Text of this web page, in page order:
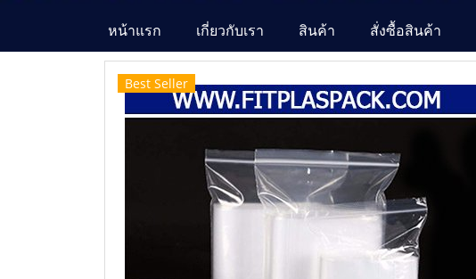
หน้าแรก เกี่ยวกับเรา สินค้า สั่งซื้อสินค้า
Best Seller